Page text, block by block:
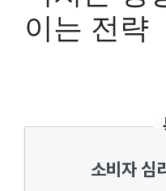
이는 전략
소비자 심